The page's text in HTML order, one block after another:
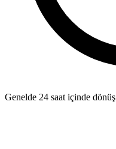
Genelde 24 saat içinde dönüş